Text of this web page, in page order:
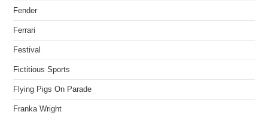
Fender
Ferrari
Festival
Fictitious Sports
Flying Pigs On Parade
Franka Wright